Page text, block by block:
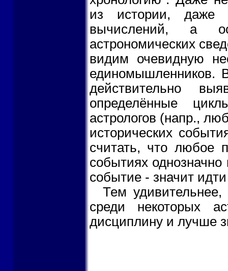
из истории, даже
вычислений, а
астрономических
видим очевидную
единомышленников.
действительно
определённые
астрологов (напр.,
исторических
считать, что любое
событиях
событие - значит
Тем
среди некоторых
дисциплину и лучше